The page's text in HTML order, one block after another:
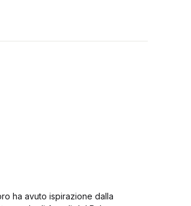
ha avuto ispirazione dalla